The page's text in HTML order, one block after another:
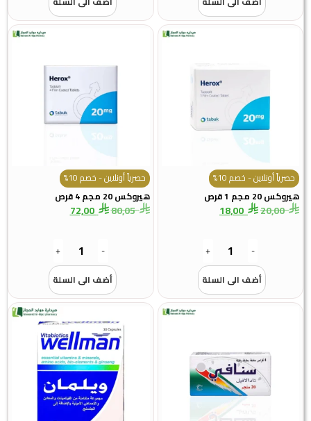
حصرياً أونلاين - خصم 10%
هيروكس 20 مجم 1 قرص
20,00
18,00
-
+
أضف الى السلة
حصرياً أونلاين - خصم 10%
هيروكس 20 مجم 4 قرص
80,05
72,00
-
+
أضف الى السلة